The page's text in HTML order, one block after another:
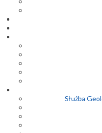
Służba